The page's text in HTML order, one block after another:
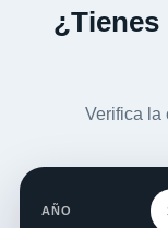
Verifica la
AÑO